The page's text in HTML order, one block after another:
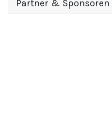
Partner & Sponsoren